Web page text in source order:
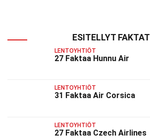
ESITELLYT FAKTAT
LENTOYHTIÖT
27 Faktaa Hunnu Air
LENTOYHTIÖT
31 Faktaa Air Corsica
LENTOYHTIÖT
27 Faktaa Czech Airlines